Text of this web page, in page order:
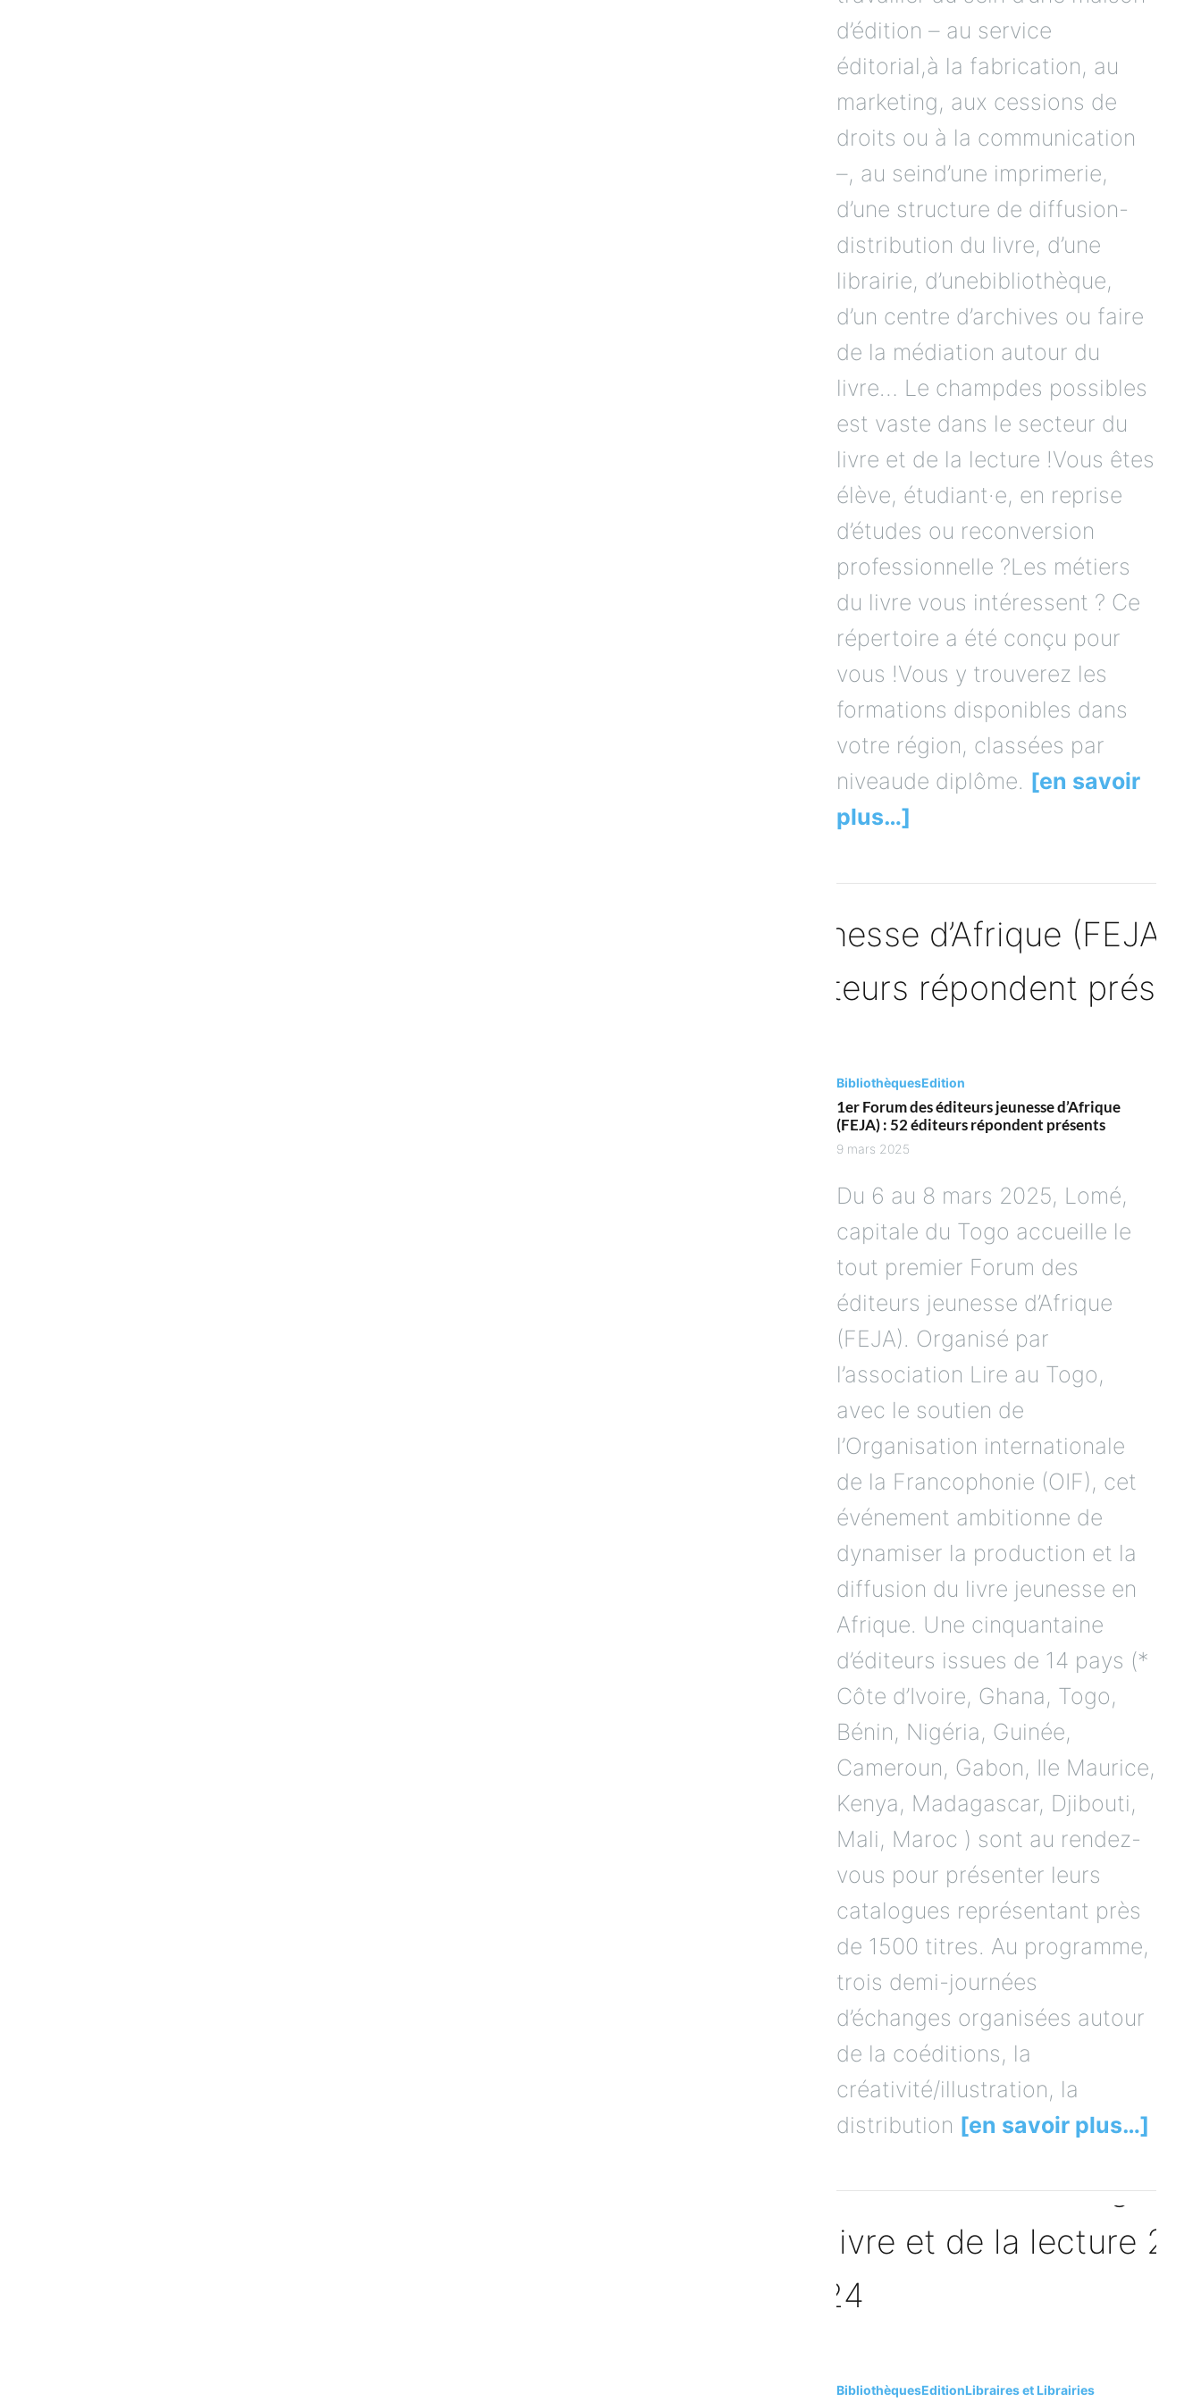
d’édition – au service
éditorial,à la fabrication, au
marketing, aux cessions de
droits ou à la communication
–, au seind’une imprimerie,
d’une structure de diffusion-
distribution du livre, d’une
librairie, d’unebibliothèque,
d’un centre d’archives ou faire
de la médiation autour du
livre… Le champdes possibles
est vaste dans le secteur du
livre et de la lecture !Vous êtes
élève, étudiant·e, en reprise
d’études ou reconversion
professionnelle ?Les métiers
du livre vous intéressent ? Ce
répertoire a été conçu pour
vous !Vous y trouverez les
formations disponibles dans
votre région, classées par
niveaude diplôme. [en savoir
plus…]
BibliothèquesEdition
1er Forum des éditeurs jeunesse d’Afrique
(FEJA) : 52 éditeurs répondent présents
9 mars 2025
Du 6 au 8 mars 2025, Lomé,
capitale du Togo accueille le
tout premier Forum des
éditeurs jeunesse d’Afrique
(FEJA). Organisé par
l’association Lire au Togo,
avec le soutien de
l’Organisation internationale
de la Francophonie (OIF), cet
événement ambitionne de
dynamiser la production et la
diffusion du livre jeunesse en
Afrique. Une cinquantaine
d’éditeurs issues de 14 pays (*
Côte d’Ivoire, Ghana, Togo,
Bénin, Nigéria, Guinée,
Cameroun, Gabon, Ile Maurice,
Kenya, Madagascar, Djibouti,
Mali, Maroc ) sont au rendez-
vous pour présenter leurs
catalogues représentant près
de 1500 titres. Au programme,
trois demi-journées
d’échanges organisées autour
de la coéditions, la
créativité/illustration, la
distribution [en savoir plus…]
BibliothèquesEditionLibraires et Librairies